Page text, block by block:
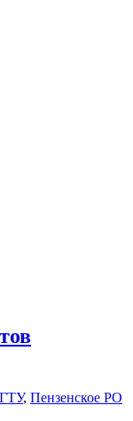
, Пензенское РО